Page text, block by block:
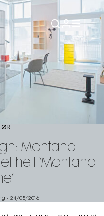
Montana
helt ‘Montana
- 24/05/2016